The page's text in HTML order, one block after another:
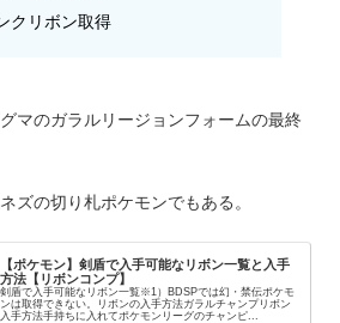
クリボン取得
マのガラルリージョンフォームの最終
ズの切り札ポケモンでもある。
【ポケモン】剣盾で入手可能なリボン一覧と入手
方法【リボンコンプ】
剣盾で入手可能なリボン一覧※1）BDSPでは幻・禁伝ポケモ
ンは取得できない。リボンの入手方法ガラルチャンプリボン
入手方法手持ちに入れてポケモンリーグのチャンピ...